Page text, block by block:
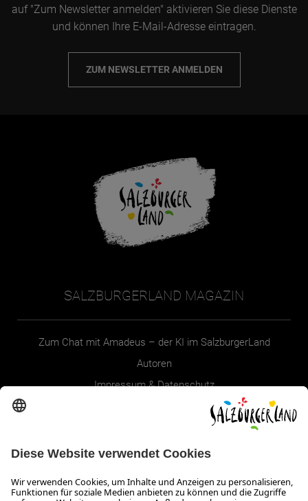
auf "Zum Newsletter anmelden" aktivieren Sie diese Dienste
und können Ihre E-Mail-Adresse eintragen.
ZUM NEWSLETTER ANMELDEN
SALZBURGERLAND MAGAZIN
Zum Chat mit Amadeus – der KI im SalzburgerLand
Autoren
Impressum & Datenschutz
Erklärung zur Barrierefreiheit Magazin
SALZBURGERLAND